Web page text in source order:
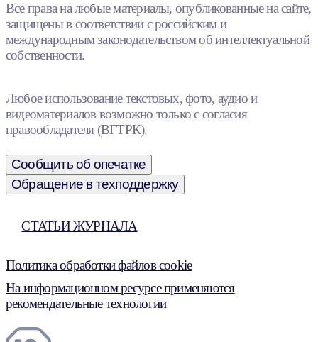
Все права на любые материалы, опубликованные на сайте,
защищены в соответствии с российским и
международным законодательством об интеллектуальной
собственности.
Любое использование текстовых, фото, аудио и
видеоматериалов возможно только с согласия
правообладателя (ВГТРК).
Сообщить об опечатке
Обращение в техподдержку
СТАТЬИ ЖУРНАЛА
Политика обработки файлов cookie
На информационном ресурсе применяются
рекомендательные технологии